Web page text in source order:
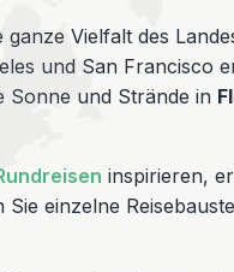
Vielfalt des
und San Francisco
Sonne und Strände in
inspirieren,
Sie einzelne